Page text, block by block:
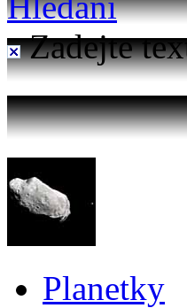
Zadejte
Planetky